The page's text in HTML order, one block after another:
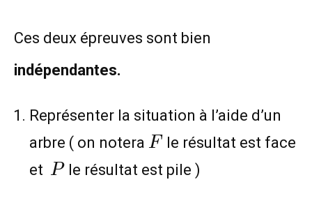
Ces deux épreuves sont bien
indépendantes.
Représenter la situation à l’aide d’un
arbre ( on notera F
F le résultat est face
et P
Ple résultat est pile )